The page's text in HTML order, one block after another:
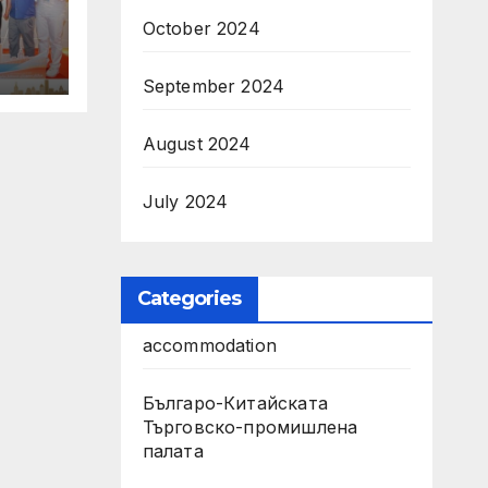
October 2024
September 2024
August 2024
July 2024
Categories
accommodation
Българо-Китайската
Търговско-промишлена
палата